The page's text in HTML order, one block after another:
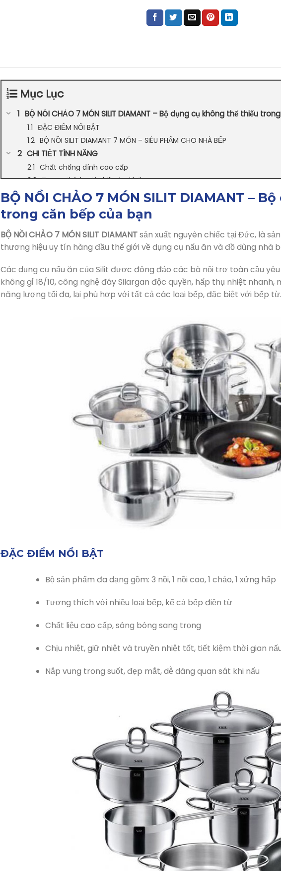
Mục Lục
BỘ NỒI CHẢO 7 MÓN SILIT DIAMANT – Bộ dụng cụ không thể thiếu
ĐẶC ĐIỂM NỔI BẬT
BỘ NỒI SILIT DIAMANT 7 MÓN – SIÊU PHẨM CHO NHÀ BẾP
CHI TIẾT TÍNH NĂNG
Chất chống dính cao cấp
Tương thích với nhiều loại bếp
Cán cầm chắc chắn
Mua “BỘ NỒI CHẢO 7 MÓN SILIT DIAMANT” ở đâu UY TÍN với GIÁ TỐT
BỘ NỒI CHẢO 7 MÓN SILIT DIAMANT –
trong căn bếp của bạn
BỘ NỒI CHẢO 7 MÓN SILIT DIAMANTsản xuất nguyên chiếc tại Đức, là
thương hiệu uy tín hàng đầu thế giới về dụng cụ nấu ăn và đồ dùng nhà
Các dụng cụ nấu ăn của Silit được đông đảo các bà nội trợ toàn cầu
không gỉ 18/10, công nghệ đáy Silargan độc quyền, hấp thụ nhiệt
năng lượng tối đa, lại phù hợp với tất cả các loại bếp, đặc biệt với bếp từ.
ĐẶC ĐIỂM NỔI BẬT
Bộ sản phẩm đa dạng gồm: 3 nồi, 1 nồi cao, 1 chảo, 1 xửng hấp
Tương thích với nhiều loại bếp, kể cả bếp điện từ
Chất liệu cao cấp, sáng bóng sang trọng
Chịu nhiệt, giữ nhiệt và truyền nhiệt tốt, tiết kiệm thời gian
Nắp vung trong suốt, đẹp mắt, dễ dàng quan sát khi nấu